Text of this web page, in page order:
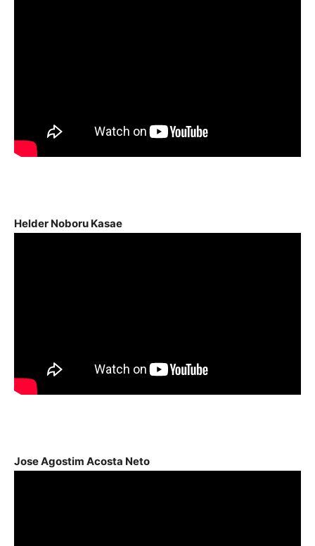
Helder Noboru Kasae
Jose Agostim Acosta Neto